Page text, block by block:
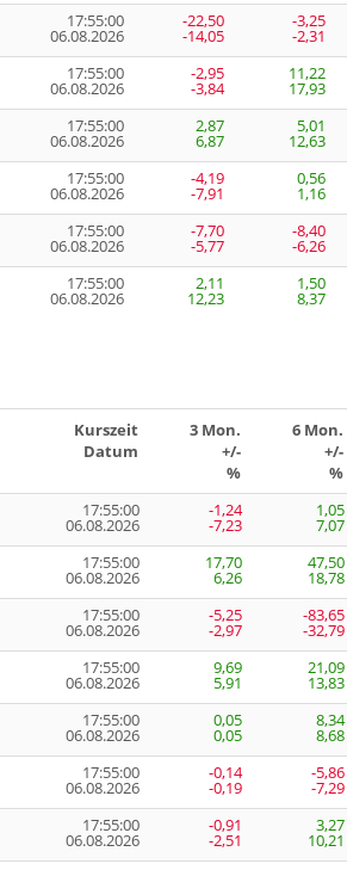
17:55:00
06.08.2026
-22,50
-14,05
-3,25
-2,31
17:55:00
06.08.2026
-2,95
-3,84
11,22
17,93
17:55:00
06.08.2026
2,87
6,87
5,01
12,63
17:55:00
06.08.2026
-4,19
-7,91
0,56
1,16
17:55:00
06.08.2026
-7,70
-5,77
-8,40
-6,26
17:55:00
06.08.2026
2,11
12,23
1,50
8,37
Kurszeit
Datum
3 Mon.
+/-
%
6 Mon.
+/-
%
17:55:00
06.08.2026
-1,24
-7,23
1,05
7,07
17:55:00
06.08.2026
17,70
6,26
47,50
18,78
17:55:00
06.08.2026
-5,25
-2,97
-83,65
-32,79
17:55:00
06.08.2026
9,69
5,91
21,09
13,83
17:55:00
06.08.2026
0,05
0,05
8,34
8,68
17:55:00
06.08.2026
-0,14
-0,19
-5,86
-7,29
17:55:00
06.08.2026
-0,91
-2,51
3,27
10,21